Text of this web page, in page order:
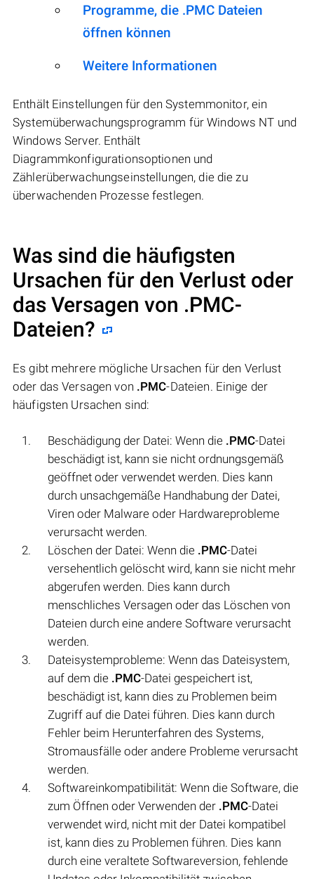
Programme, die .PMC Dateien
öffnen können
Weitere Informationen
Enthält Einstellungen für den Systemmonitor, ein
Systemüberwachungsprogramm für Windows NT und
Windows Server. Enthält
Diagrammkonfigurationsoptionen und
Zählerüberwachungseinstellungen, die die zu
überwachenden Prozesse festlegen.
Was sind die häufigsten
Ursachen für den Verlust oder
das Versagen von .PMC-
Dateien?
Es gibt mehrere mögliche Ursachen für den Verlust
oder das Versagen von .PMC-Dateien. Einige der
häufigsten Ursachen sind:
Beschädigung der Datei: Wenn die .PMC-Datei
beschädigt ist, kann sie nicht ordnungsgemäß
geöffnet oder verwendet werden. Dies kann
durch unsachgemäße Handhabung der Datei,
Viren oder Malware oder Hardwareprobleme
verursacht werden.
Löschen der Datei: Wenn die .PMC-Datei
versehentlich gelöscht wird, kann sie nicht mehr
abgerufen werden. Dies kann durch
menschliches Versagen oder das Löschen von
Dateien durch eine andere Software verursacht
werden.
Dateisystemprobleme: Wenn das Dateisystem,
auf dem die .PMC-Datei gespeichert ist,
beschädigt ist, kann dies zu Problemen beim
Zugriff auf die Datei führen. Dies kann durch
Fehler beim Herunterfahren des Systems,
Stromausfälle oder andere Probleme verursacht
werden.
Softwareinkompatibilität: Wenn die Software, die
zum Öffnen oder Verwenden der .PMC-Datei
verwendet wird, nicht mit der Datei kompatibel
ist, kann dies zu Problemen führen. Dies kann
durch eine veraltete Softwareversion, fehlende